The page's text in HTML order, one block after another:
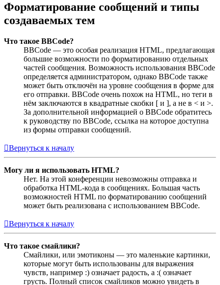
Форматирование сообщений и типы
создаваемых тем
Что такое BBCode?
BBCode — это особая реализация HTML, предлагающая
большие возможности по форматированию отдельных
частей сообщения. Возможность использования BBCode
определяется администратором, однако BBCode также
может быть отключён на уровне сообщения в форме для
его отправки. BBCode очень похож на HTML, но теги в
нём заключаются в квадратные скобки [ и ], а не в < и >.
За дополнительной информацией о BBCode обратитесь
к руководству по BBCode, ссылка на которое доступна
из формы отправки сообщений.
Вернуться к началу
Могу ли я использовать HTML?
Нет. На этой конференции невозможны отправка и
обработка HTML-кода в сообщениях. Большая часть
возможностей HTML по форматированию сообщений
может быть реализована с использованием BBCode.
Вернуться к началу
Что такое смайлики?
Смайлики, или эмотиконы — это маленькие картинки,
которые могут быть использованы для выражения
чувств, например :) означает радость, а :( означает
грусть. Полный список смайликов можно увидеть в